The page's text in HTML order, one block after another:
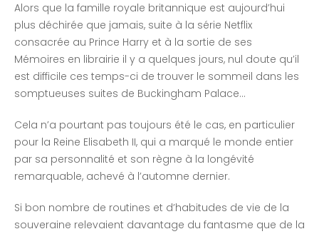
Alors que la famille royale britannique est aujourd’hui
plus déchirée que jamais, suite à la série Netflix
consacrée au Prince Harry et à la sortie de ses
Mémoires en librairie il y a quelques jours, nul doute qu’il
est difficile ces temps-ci de trouver le sommeil dans les
somptueuses suites de Buckingham Palace…
Cela n’a pourtant pas toujours été le cas, en particulier
pour la Reine Elisabeth II, qui a marqué le monde entier
par sa personnalité et son règne à la longévité
remarquable, achevé à l’automne dernier.
Si bon nombre de routines et d’habitudes de vie de la
souveraine relevaient davantage du fantasme que de la